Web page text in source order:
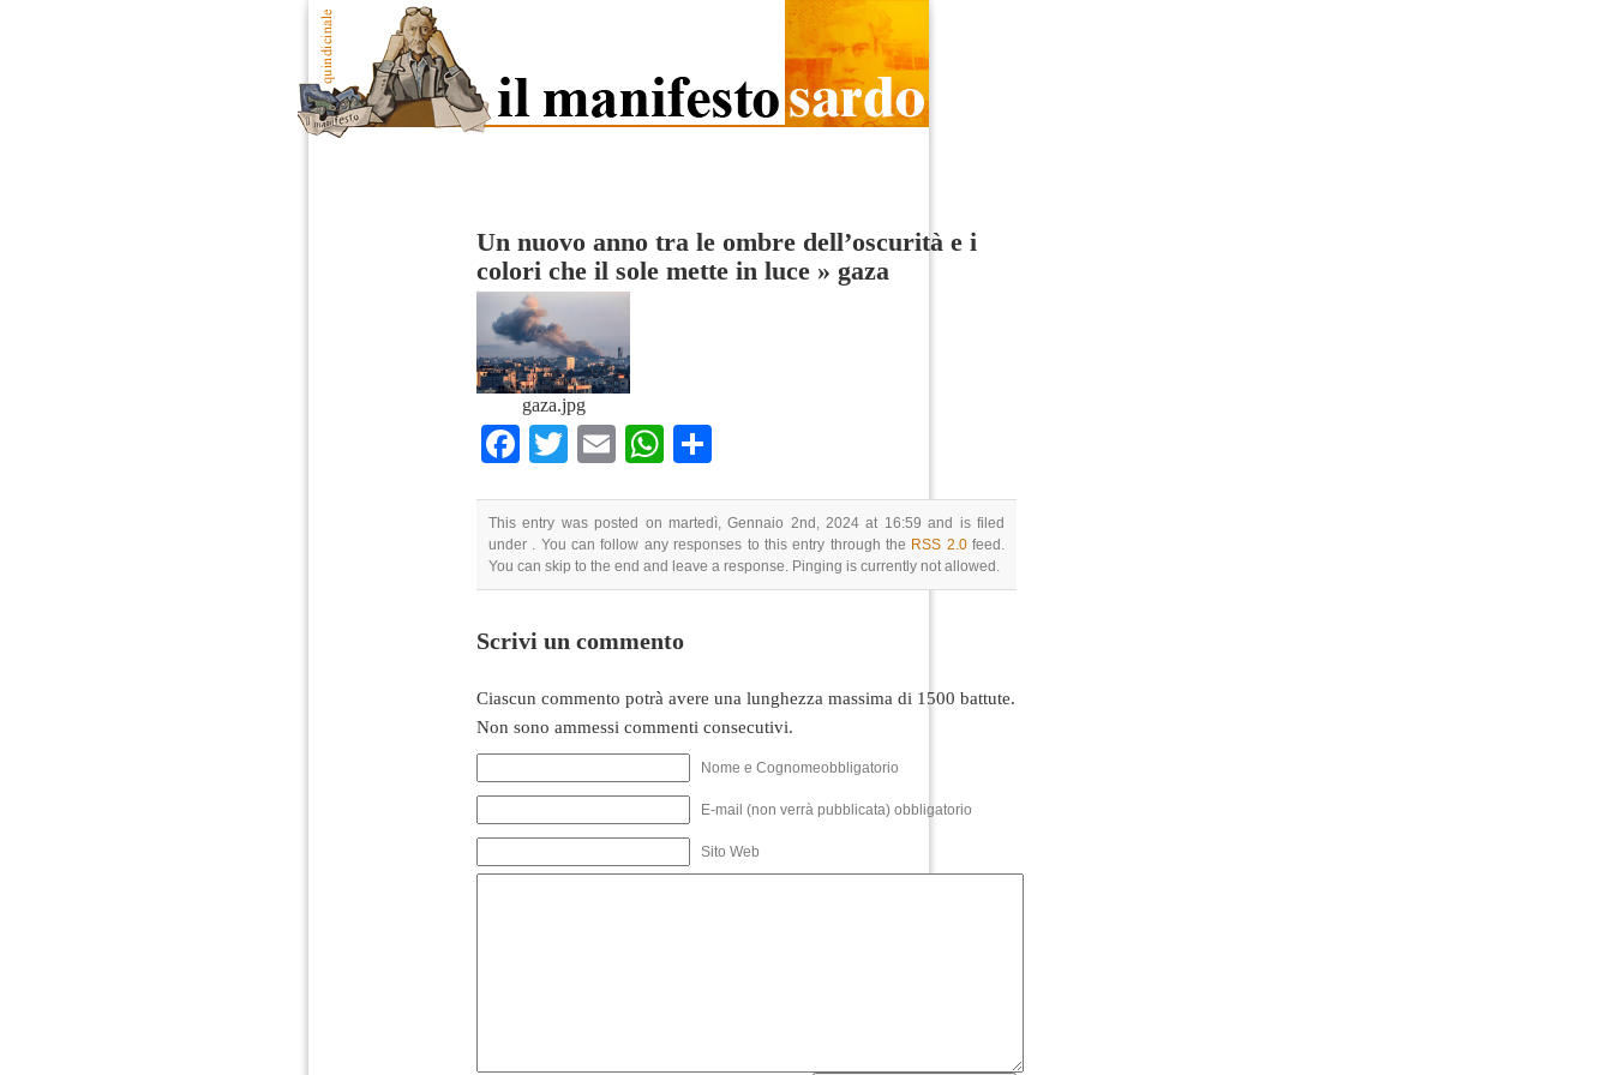
Un nuovo anno tra le ombre dell’oscurità e i
colori che il sole mette in luce » gaza
gaza.jpg
Facebook
TwitterEmailWhatsApp
This entry was posted on martedì, Gennaio 2nd, 2024 at 16:59 and is filed
under . You can follow any responses to this entry through the RSS 2.0feed.
You can skip to the end and leave a response. Pinging is currently not allowed.
Scrivi un commento
Ciascun commento potrà avere una lunghezza massima di 1500 battute.
Non sono ammessi commenti consecutivi.
Nome e Cognomeobbligatorio
E-mail (non verrà pubblicata) obbligatorio
Sito Web